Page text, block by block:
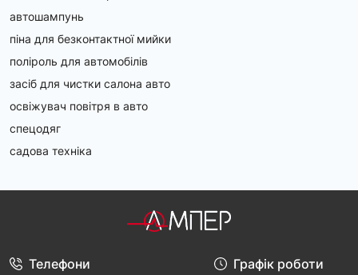
автошампунь
піна для безконтактної мийки
поліроль для автомобілів
засіб для чистки салона авто
освіжувач повітря в авто
спецодяг
садова техніка
Телефони Графік роботи